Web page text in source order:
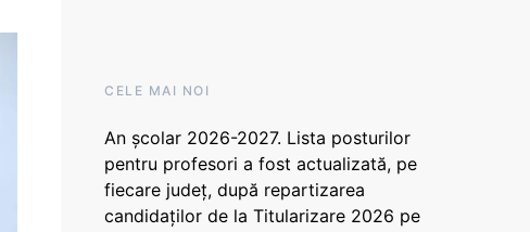
CELE MAI NOI
An școlar 2026-2027. Lista posturilor
pentru profesori a fost actualizată, pe
fiecare județ, după repartizarea
candidaților de la Titularizare 2026 pe